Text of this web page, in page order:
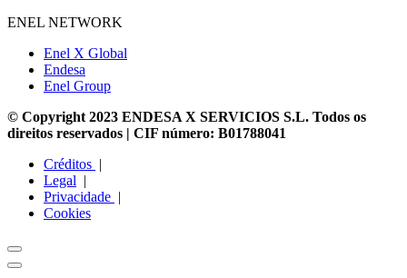
ENEL NETWORK
Enel X Global
Endesa
Enel Group
© Copyright 2023 ENDESA X SERVICIOS S.L. Todos os
direitos reservados | CIF número: B01788041
Créditos |
Legal |
Privacidade |
Cookies